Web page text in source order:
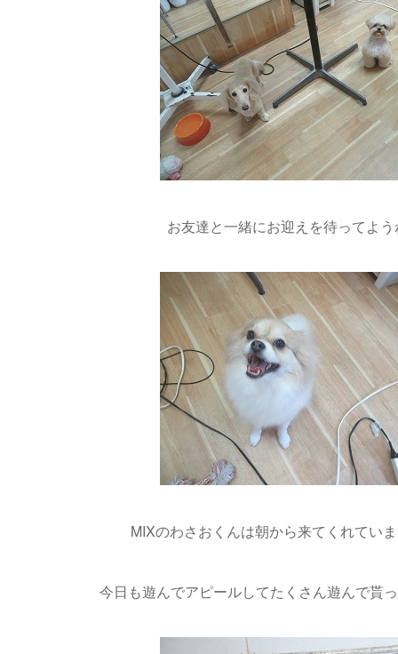
お友達と一緒にお迎えを待ってよう
MIXのわさおくんは朝から来てくれてい
今日も遊んでアピールしてたくさん遊んで貰